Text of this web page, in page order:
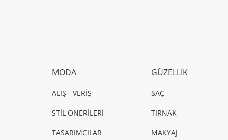
MODA
ALIŞ - VERİŞ
STİL ÖNERİLERİ
TASARIMCILAR
GÜZELLİK
SAÇ
TIRNAK
MAKYAJ